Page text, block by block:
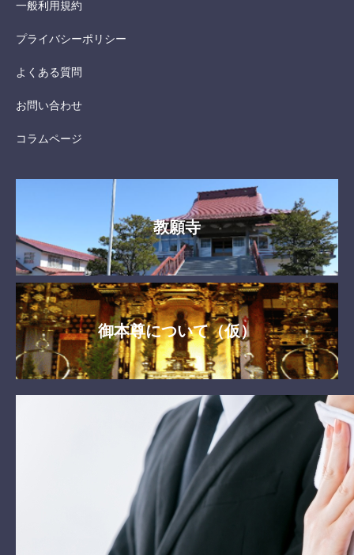
一般利用規約
プライバシーポリシー
よくある質問
お問い合わせ
コラムページ
教願寺
御本尊について（仮）